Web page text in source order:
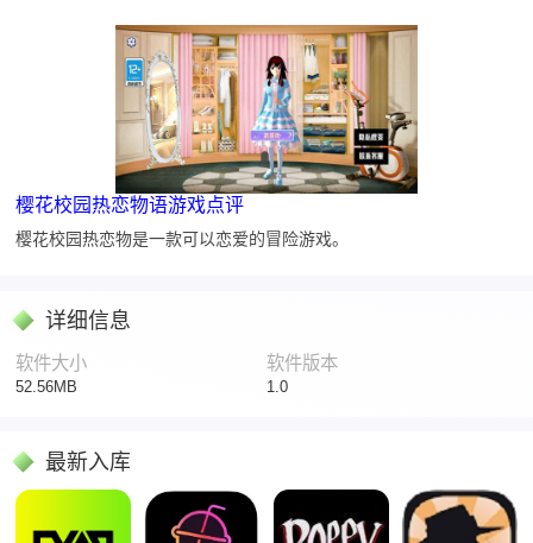
樱花校园热恋物语游戏点评
樱花校园热恋物是一款可以恋爱的冒险游戏。
详细信息
软件大小
52.56MB
软件版本
1.0
最新入库